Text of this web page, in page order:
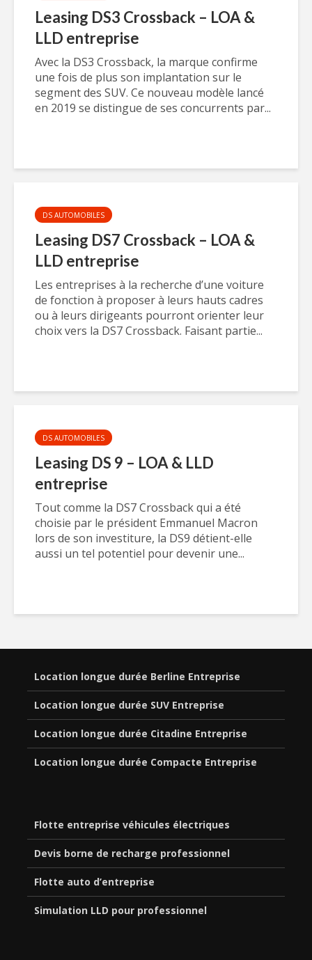
Leasing DS3 Crossback – LOA &
LLD entreprise
Avec la DS3 Crossback, la marque confirme
une fois de plus son implantation sur le
segment des SUV. Ce nouveau modèle lancé
en 2019 se distingue de ses concurrents par...
DS AUTOMOBILES
Leasing DS7 Crossback – LOA &
LLD entreprise
Les entreprises à la recherche d’une voiture
de fonction à proposer à leurs hauts cadres
ou à leurs dirigeants pourront orienter leur
choix vers la DS7 Crossback. Faisant partie...
DS AUTOMOBILES
Leasing DS 9 – LOA & LLD
entreprise
Tout comme la DS7 Crossback qui a été
choisie par le président Emmanuel Macron
lors de son investiture, la DS9 détient-elle
aussi un tel potentiel pour devenir une...
Location longue durée Berline Entreprise
Location longue durée SUV Entreprise
Location longue durée Citadine Entreprise
Location longue durée Compacte Entreprise
Flotte entreprise véhicules électriques
Devis borne de recharge professionnel
Flotte auto d’entreprise
Simulation LLD pour professionnel